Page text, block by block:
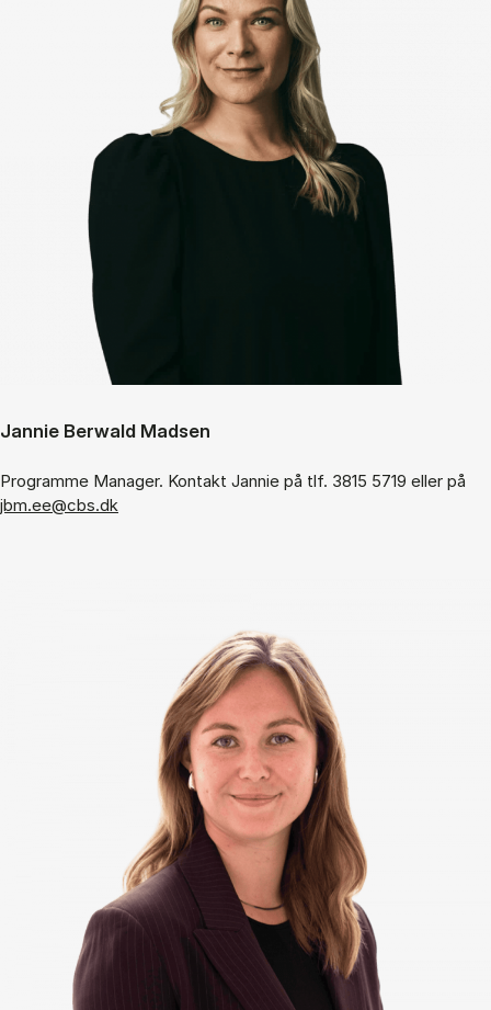
Jannie Berwald Madsen
Programme Manager. Kontakt Jannie på tlf. 3815 5719 eller på
jbm.ee@cbs.dk